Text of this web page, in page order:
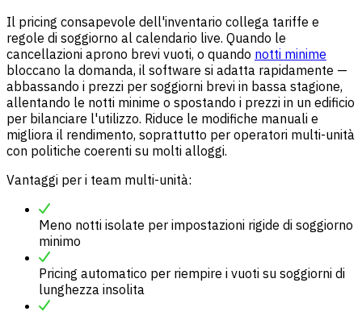
Il pricing consapevole dell'inventario collega tariffe e
regole di soggiorno al calendario live. Quando le
cancellazioni aprono brevi vuoti, o quando notti minime
bloccano la domanda, il software si adatta rapidamente —
abbassando i prezzi per soggiorni brevi in bassa stagione,
allentando le notti minime o spostando i prezzi in un edificio
per bilanciare l'utilizzo. Riduce le modifiche manuali e
migliora il rendimento, soprattutto per operatori multi-unità
con politiche coerenti su molti alloggi.
Vantaggi per i team multi-unità:
Meno notti isolate per impostazioni rigide di soggiorno
minimo
Pricing automatico per riempire i vuoti su soggiorni di
lunghezza insolita